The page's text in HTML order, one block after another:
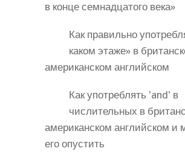
в конце семнадцатого века»
Как правильно
каком этаже» в
американском английском
Как употреблять 'and' в
числительных в
американском английском и
его опустить